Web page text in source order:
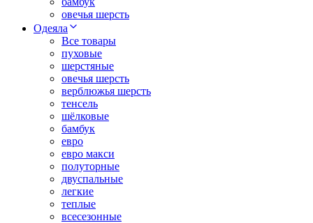
овечья шерсть
Одеяла
Все товары
пуховые
шерстяные
овечья шерсть
верблюжья шерсть
тенсель
шёлковые
бамбук
евро
евро макси
полуторные
двуспальные
легкие
теплые
всесезонные